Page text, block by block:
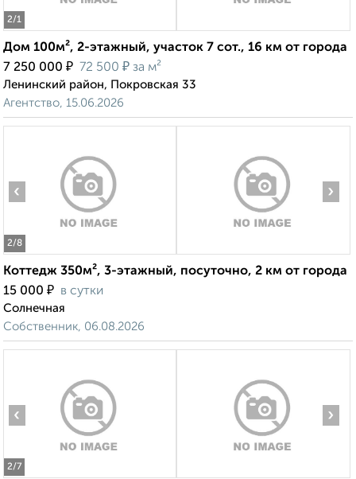
2/1
Дом 100м², 2-этажный, участок 7 сот., 16 км от города
7 250 000 ₽ 72 500 ₽ за м²
Ленинский район, Покровская 33
Агентство, 15.06.2026
2/8
‹ ›
Коттедж 350м², 3-этажный, посуточно, 2 км от города
15 000 ₽ в сутки
Солнечная
Собственник, 06.08.2026
2/7
‹ ›